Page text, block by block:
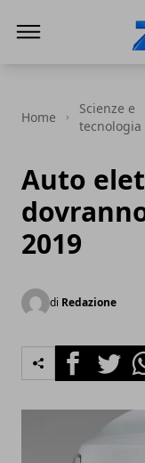
Home
Scienze e
tecnologia
Auto
2019
di Redazione
FacebookTwitter